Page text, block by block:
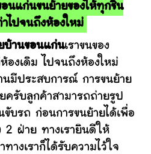
นแก่นขนย้ายของให้ทุกชิ้น
ไปจนถึงห้องใหม่
บ้านขอนแก่นเราขนของ
งเดิม ไปจนถึงห้องใหม่
นมีประสบการณ์ การขนย้าย
ครับลูกค้าสามารถถ่ายรูป
บรถ ก่อนการขนย้ายได้เพื่อ
2 ฝ่าย ทางเรายินดีให้
างเราก็ได้รับความไว้ใจ